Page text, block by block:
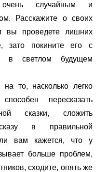
очень случайным и
Расскажите о своих
вы проведете лишних
зато покините его с
в светлом будущем
то, насколько легко
пересказать
сказки, сложить
в правильной
вам кажется, что у
больше проблем,
сходите, опять же